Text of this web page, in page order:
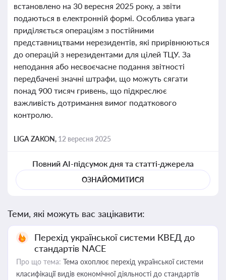
встановлено на 30 вересня 2025 року, а звіти
подаються в електронній формі. Особлива увага
приділяється операціям з постійними
представництвами нерезидентів, які прирівнюються
до операцій з нерезидентами для цілей ТЦУ. За
неподання або несвоєчасне подання звітності
передбачені значні штрафи, що можуть сягати
понад 900 тисяч гривень, що підкреслює
важливість дотримання вимог податкового
контролю.
LIGA ZAKON, 12 вересня 2025
Повний AI-підсумок дня та статті-джерела
ОЗНАЙОМИТИСЯ
Теми, які можуть вас зацікавити:
Перехід української системи КВЕД до
стандартів NACE
Про що тема: Тема охоплює перехід української системи
класифікації видів економічної діяльності до стандартів